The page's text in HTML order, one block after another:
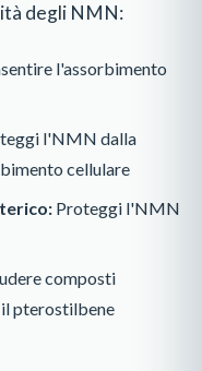
degli NMN:
l'assorbimento
l'NMN dalla
cellulare
Proteggi l'NMN
composti
pterostilbene